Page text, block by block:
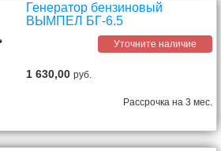
Генератор бензиновый
ВЫМПЕЛ БГ-6.5
Уточните наличие
1 630,00руб.
Рассрочка на 3 мес.